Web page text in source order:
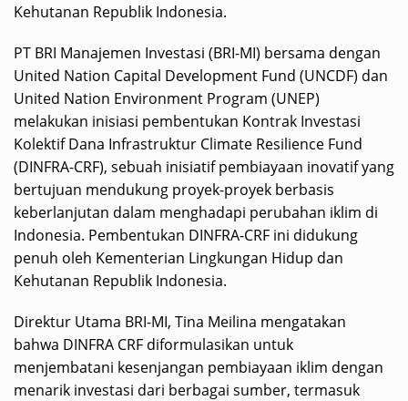
Kehutanan Republik Indonesia.
PT BRI Manajemen Investasi (BRI-MI) bersama dengan
United Nation Capital Development Fund (UNCDF) dan
United Nation Environment Program (UNEP)
melakukan inisiasi pembentukan Kontrak Investasi
Kolektif Dana Infrastruktur Climate Resilience Fund
(DINFRA-CRF), sebuah inisiatif pembiayaan inovatif yang
bertujuan mendukung proyek-proyek berbasis
keberlanjutan dalam menghadapi perubahan iklim di
Indonesia. Pembentukan DINFRA-CRF ini didukung
penuh oleh Kementerian Lingkungan Hidup dan
Kehutanan Republik Indonesia.
Direktur Utama BRI-MI, Tina Meilina mengatakan
bahwa DINFRA CRF diformulasikan untuk
menjembatani kesenjangan pembiayaan iklim dengan
menarik investasi dari berbagai sumber, termasuk